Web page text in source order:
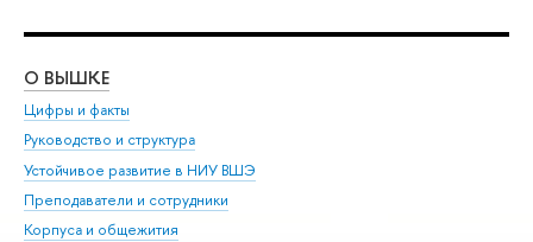
О ВЫШКЕ
Цифры и факты
Руководство и структура
Устойчивое развитие в НИУ ВШЭ
Преподаватели и сотрудники
Корпуса и общежития